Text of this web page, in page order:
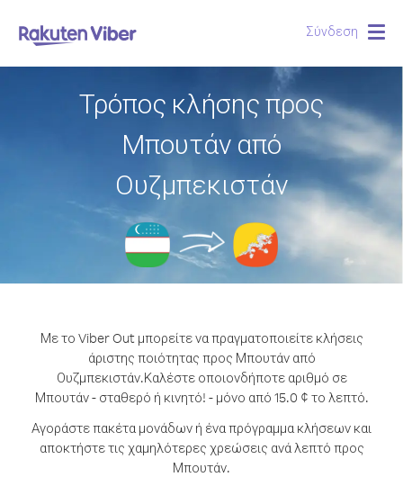
Σύνδεση
Τρόπος κλήσης προς
Μπουτάν από
Ουζμπεκιστάν
Με το Viber Out μπορείτε να πραγματοποιείτε κλήσεις
άριστης ποιότητας προς Μπουτάν από
Ουζμπεκιστάν.Καλέστε οποιονδήποτε αριθμό σε
Μπουτάν - σταθερό ή κινητό! - μόνο από 15.0 ¢ το λεπτό.
Αγοράστε πακέτα μονάδων ή ένα πρόγραμμα κλήσεων και
αποκτήστε τις χαμηλότερες χρεώσεις ανά λεπτό προς
Μπουτάν.